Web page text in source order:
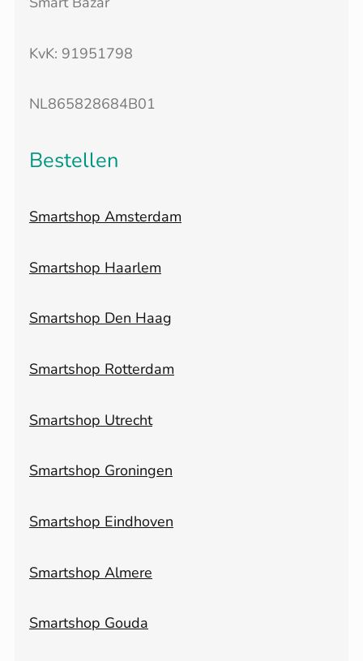
KvK: 91951798
NL865828684B01
Bestellen
Smartshop Amsterdam
Smartshop Haarlem
Smartshop Den Haag
Smartshop Rotterdam
Smartshop Utrecht
Smartshop Groningen
Smartshop Eindhoven
Smartshop Almere
Smartshop Gouda